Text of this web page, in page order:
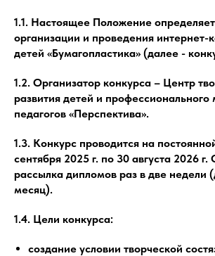
1.1. Настоящее Положение
организации и проведения интернет-
детей «Бумагопластика» (далее -
1.2. Организатор конкурса – Центр
развития детей и профессионального
педагогов «Перспектива».
1.3. Конкурс проводится на
cентября 2025 г. по 30 августа 2026
рассылка дипломов раз в две недели
месяц).
1.4. Цели конкурса:
создание условии творческой